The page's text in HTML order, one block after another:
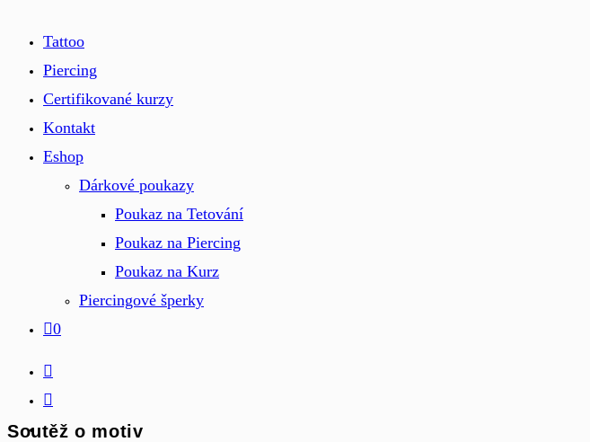
Tattoo
Piercing
Certifikované kurzy
Kontakt
Eshop
Dárkové poukazy
Poukaz na Tetování
Poukaz na Piercing
Poukaz na Kurz
Piercingové šperky
0
Soutěž o motiv